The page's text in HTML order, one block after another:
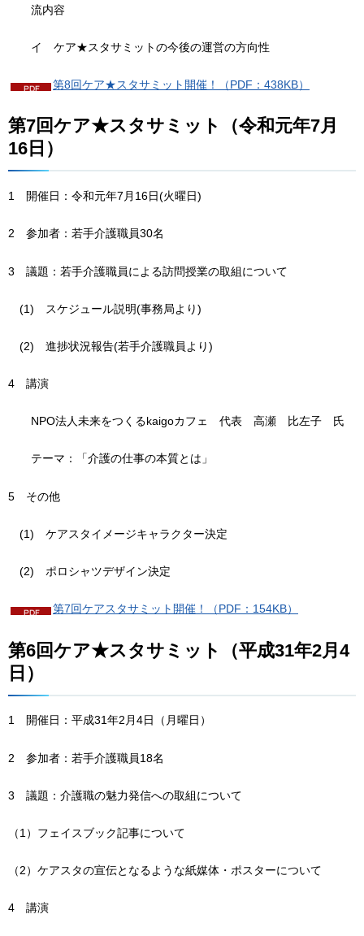
流内容
イ ケア★スタサミットの今後の運営の方向性
第8回ケア★スタサミット開催！（PDF：438KB）
第7回ケア★スタサミット（令和元年7月
16日）
1 開催日：令和元年7月16日(火曜日)
2 参加者：若手介護職員30名
3 議題：若手介護職員による訪問授業の取組について
(1) スケジュール説明(事務局より)
(2) 進捗状況報告(若手介護職員より)
4 講演
NPO法人未来をつくるkaigoカフェ 代表 高瀬 比左子 氏
テーマ：「介護の仕事の本質とは」
5 その他
(1) ケアスタイメージキャラクター決定
(2) ポロシャツデザイン決定
第7回ケアスタサミット開催！（PDF：154KB）
第6回ケア★スタサミット（平成31年2月4
日）
1 開催日：平成31年2月4日（月曜日）
2 参加者：若手介護職員18名
3 議題：介護職の魅力発信への取組について
（1）フェイスブック記事について
（2）ケアスタの宣伝となるような紙媒体・ポスターについて
4 講演